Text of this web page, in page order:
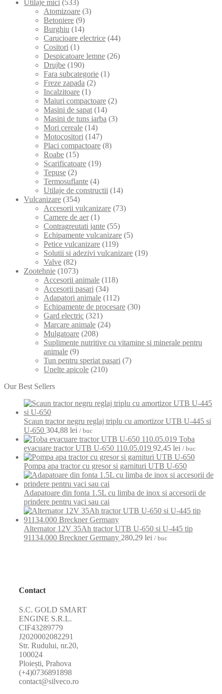
Utilaje mici (533)
Atomizoare (3)
Betoniere (9)
Burghiu (14)
Carucioare electrice (44)
Cositori (1)
Despicatoare lemne (26)
Drujbe (190)
Fara subcategorie (1)
Freze zapada (2)
Incalzitoare (1)
Maiuri compactoare (2)
Masini de sapat (14)
Masini de tuns iarba (3)
Mori cereale (14)
Motocositori (147)
Placi compactoare (8)
Roabe (15)
Scarificatoare (19)
Tepuse (2)
Termosuflante (4)
Utilaje de constructii (14)
Vulcanizare (354)
Accesorii vulcanizare (73)
Camere de aer (1)
Contragreutati jante (55)
Echipamente vulcanizare (5)
Petice vulcanizare (119)
Solutii si adezivi vulcanizare (19)
Valve (82)
Zootehnie (1073)
Accesorii animale (118)
Accesorii pasari (34)
Adapatori animale (112)
Echipamente de procesare (30)
Gard electric (321)
Marcare animale (24)
Mulgatoare (208)
Suplimente nutritive cu vitamine si minerale pentru
animale (9)
Tun pentru speriat pasari (7)
Unelte apicole (210)
Our Best Sellers
Scaun tractor negru reglaj triplu cu amortizor UTB U-445 si
U-650 304,88 lei / buc
Toba
evacuare tractor UTB U-650 110.05.019 92,45 lei / buc
Pompa apa tractor cu gresor si garnituri UTB U-650
Adapatoare din fonta 1.5L cu limba de inox si accesorii de
prindere pentru vaci sau cai
Alternator 12V 35Ah tractor UTB U-650 si U-445 tip
91134.000 Breckner Germany 280,29 lei / buc
Contact
S.C. GOLD SMART
ENGINE S.R.L.
CIF43289779
J2020002082291
Str. Rudului, nr.20,
100024
Ploiești, Prahova
(+4)0736891898
contact@silveco.ro